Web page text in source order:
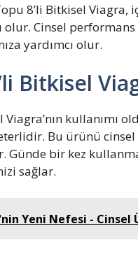
8’li Bitkisel Viagra,
olur. Cinsel
yardımcı olur.
Bitkisel
Viagra’nın
Bu ürünü
Günde bir kez
sağlar.
Yeni Nefesi - Cinsel